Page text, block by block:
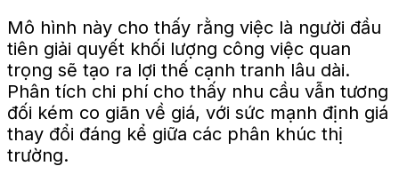
Mô hình này cho thấy rằng việc là người đầu
tiên giải quyết khối lượng công việc quan
trọng sẽ tạo ra lợi thế cạnh tranh lâu dài.
Phân tích chi phí cho thấy nhu cầu vẫn tương
đối kém co giãn về giá, với sức mạnh định giá
thay đổi đáng kể giữa các phân khúc thị
trường.